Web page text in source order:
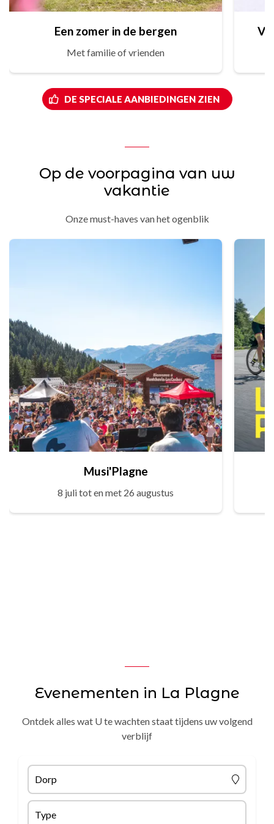
Een zomer in de bergen
Met familie of vrienden
DE SPECIALE AANBIEDINGEN ZIEN
Op de voorpagina van uw
vakantie
Onze must-haves van het ogenblik
Musi'Plagne
8 juli tot en met 26 augustus
Evenementen in La Plagne
Ontdek alles wat U te wachten staat tijdens uw volgend
verblijf
Dorp
Type